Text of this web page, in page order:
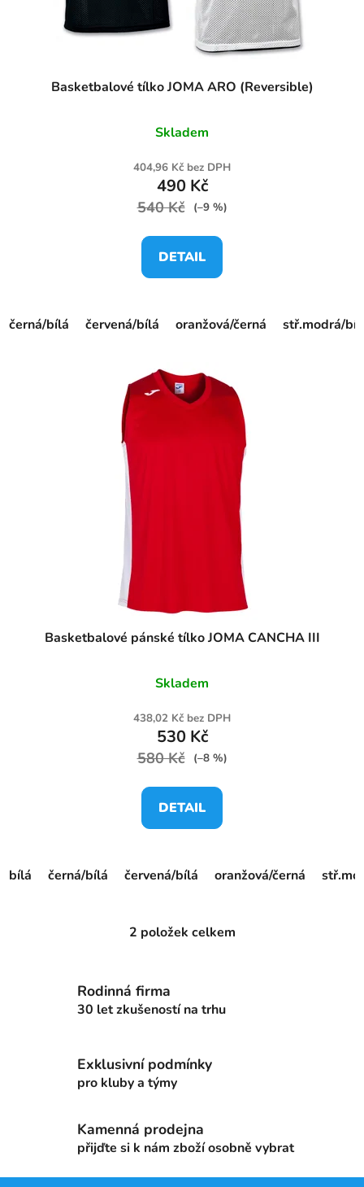
Basketbalové tílko JOMA ARO (Reversible)
Skladem
404,96 Kč bez DPH
490 Kč
540 Kč (–9 %)
DETAIL
černá/bílá červená/bílá oranžová/černá stř.modrá/
Basketbalové pánské tílko JOMA CANCHA III
Skladem
438,02 Kč bez DPH
530 Kč
580 Kč (–8 %)
DETAIL
bílá černá/bílá červená/bílá oranžová/černá
O
d
í
v
k
y
v
2 položek celkem
Rodinná firma
30 let zkušeností na trhu
Exklusivní podmínky
pro kluby a týmy
Kamenná prodejna
přijďte si k nám zboží osobně vybrat